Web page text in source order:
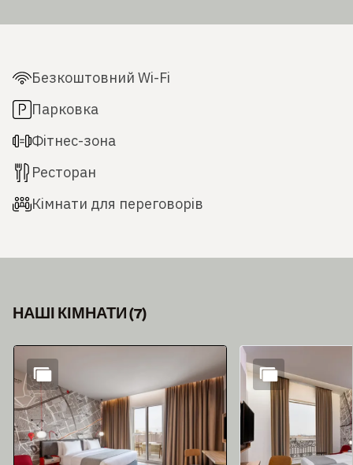
Безкоштовний Wi-Fi
Парковка
Фітнес-зона
Ресторан
Кімнати для переговорів
НАШІ КІМНАТИ(7)
Слайд 1 з 7